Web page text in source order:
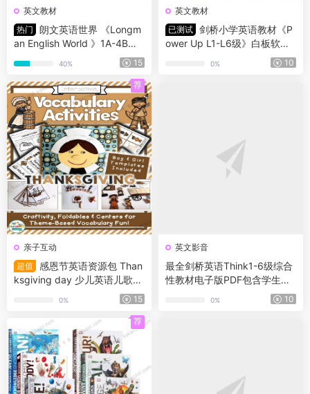
英文教材
热门
朗文英语世界 《Longm
an English World 》1A-4B的
学生用书+练习册+音频+1-6级
别视频+1-6级别白板软件+1-6
级别资料包
40% 15
英文教材
已测试 剑桥小学英语教材《P
ower Up L1-L6级》白板软件
包学生用书、教师用书、练习
册、配套闪卡、互动游戏等
0% 10
亲子互动
超值
感恩节英语资源包 Than
ksgiving day 少儿英语儿歌
+绘本+手工+练习册+视频等
0% 15
荐
英文影音
最全剑桥英语Think1-6级综合
性教材电子版PDF包含学生用
书+练习册+教师用书等+音频
0% 10
荐